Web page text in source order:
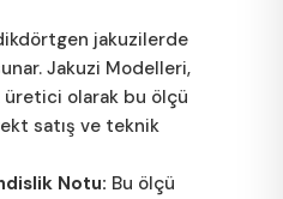
jakuzilerde
Jakuzi Modelleri,
üretici olarak bu ölçü
satış ve teknik
Notu: Bu ölçü